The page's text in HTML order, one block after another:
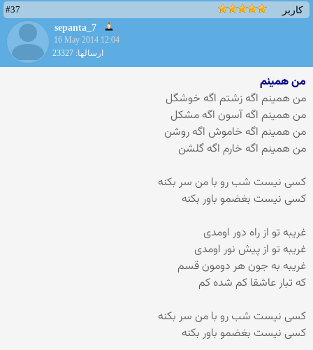
کاربر
#37
sepanta_7
16 May 2014 12:04
ارسالها: 23327
من همینم
من همینم اگه زشتم اگه خوشگل
من همینم اگه آسون اگه مشکل
من همینم اگه خاموش اگه روشن
من همینم اگه خارم اگه گلشن
کسی نیست شب رو با من سر بکنه
کسی نیست بغضمو باور بکنه
غریبه تو از راه دور اومدی
غریبه تو از پیش نور اومدی
غریبه به جون هر دومون قسم
که تبار عاشقا کم شده کم
کسی نیست شب رو با من سر بکنه
کسی نیست بغضمو باور بکنه